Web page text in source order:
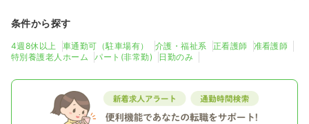
条件から探す
4週8休以上 車通勤可（駐車場有） 介護・福祉系 正看護師
准看護師
特別養護老人ホーム
パート(非常勤) 日勤のみ